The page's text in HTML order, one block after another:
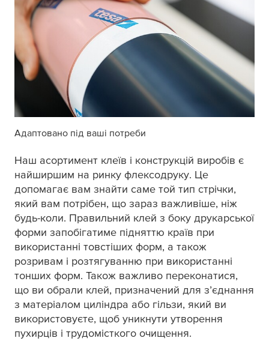
Адаптовано під ваші потреби
Наш асортимент клеїв і конструкцій виробів є
найширшим на ринку флексодруку. Це
допомагає вам знайти саме той тип стрічки,
який вам потрібен, що зараз важливіше, ніж
будь-коли. Правильний клей з боку друкарської
форми запобігатиме підняттю країв при
використанні товстіших форм, а також
розривам і розтягуванню при використанні
тонших форм. Також важливо переконатися,
що ви обрали клей, призначений для з’єднання
з матеріалом циліндра або гільзи, який ви
використовуєте, щоб уникнути утворення
пухирців і трудомісткого очищення.